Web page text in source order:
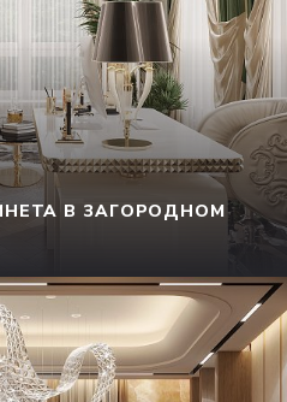
В ЗАГОРОДНОМ